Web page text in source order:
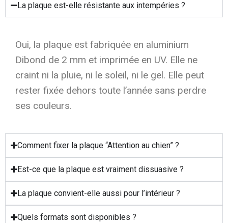
La plaque est-elle résistante aux intempéries ?
Oui, la plaque est fabriquée en aluminium
Dibond de 2 mm et imprimée en UV. Elle ne
craint ni la pluie, ni le soleil, ni le gel. Elle peut
rester fixée dehors toute l’année sans perdre
ses couleurs.
Comment fixer la plaque “Attention au chien” ?
Est-ce que la plaque est vraiment dissuasive ?
La plaque convient-elle aussi pour l’intérieur ?
Quels formats sont disponibles ?